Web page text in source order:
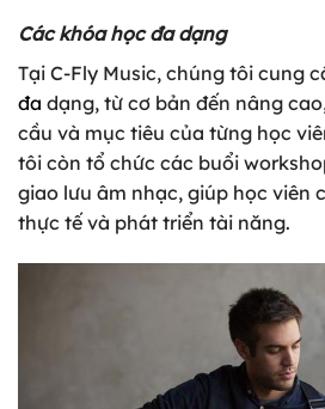
Các khóa học đa dạng
Tại C-Fly Music, chúng tôi cung
đa dạng, từ cơ bản đến nâng
cầu và mục tiêu của từng học
tôi còn tổ chức các buổi
giao lưu âm nhạc, giúp học viên
thực tế và phát triển tài năng.